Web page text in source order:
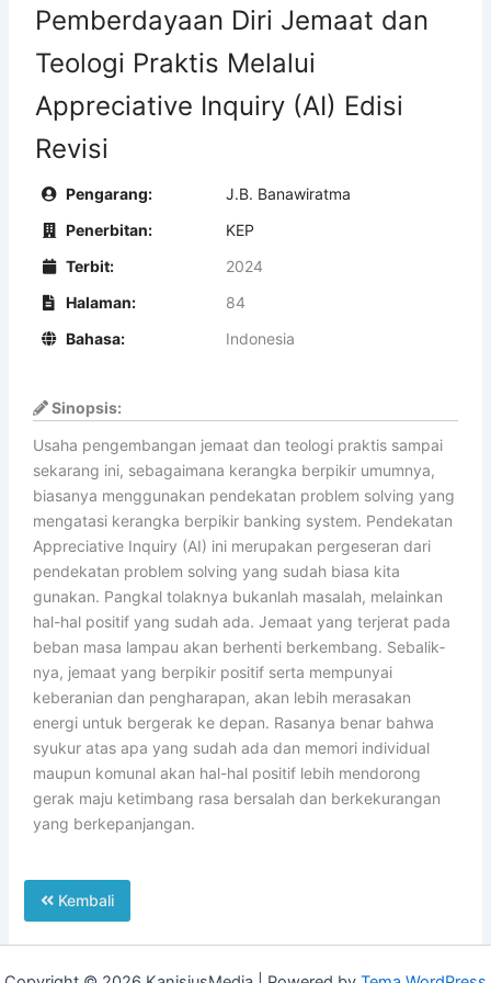
Pemberdayaan Diri Jemaat dan
Teologi Praktis Melalui
Appreciative Inquiry (AI) Edisi
Revisi
Pengarang:
J.B. Banawiratma
Penerbitan:
KEP
Terbit:
2024
Halaman:
84
Bahasa:
Indonesia
Sinopsis:
Usaha pengembangan jemaat dan teologi praktis sampai
sekarang ini, sebagaimana kerangka berpikir umumnya,
biasanya meng­gunakan pendekatan problem solving yang
mengatasi kerang­ka berpikir bank­ing system. Pendekatan
Appreciative Inquiry (AI) ini merupakan pergeseran dari
pende­katan problem solving yang sudah biasa kita
gunakan. Pangkal tolaknya bukanlah masalah, melainkan
hal-hal positif yang sudah ada. Jemaat yang terjerat pada
beban masa lampau akan berhenti berkembang. Sebalik­
nya, jemaat yang berpikir positif serta mempunyai
keberanian dan pengharapan, akan lebih merasakan
energi untuk bergerak ke depan. Rasanya benar bahwa
syukur atas apa yang sudah ada dan me­mori individual
maupun komunal akan hal-hal positif lebih men­do­rong
gerak maju ketimbang rasa bersalah dan berkekurangan
yang berke­pan­jangan.
Kembali